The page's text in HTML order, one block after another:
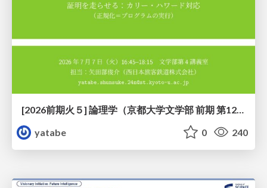
yatabe
0 240